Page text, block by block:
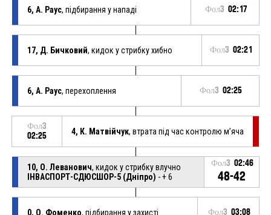
6, А. Раус, підбирання у нападі Фол3 02:17
17, Д. Бичковий, кидок у стрибку хибно Фол3 02:21
6, А. Раус, перехоплення Фол3 02:25
Фол3
02:25
4, К. Матвійчук, втрата під час контролю м’яча
10, О. Леванович, кидок у стрибку влучно
ІНВАСПОРТ-СДЮСШОР-5 (Дніпро) - + 6
Фол3 02:46
48-42
0, О. Фоменко, підбирання у захисті Фол3 03:08